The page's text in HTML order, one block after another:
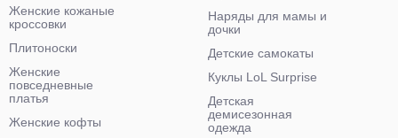
Женские кожаные
кроссовки
Плитоноски
Женские
повседневные
платья
Женские кофты
Наряды для мамы и
дочки
Детские самокаты
Куклы LoL Surprise
Детская
демисезонная
одежда